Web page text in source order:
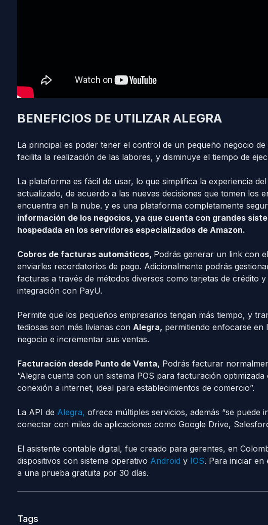
BENEFICIOS DE UTILIZAR ALEGRA
La principal es poder tener el control de un pequeño negocio de
facilita la realización de las labores, y disminuye el tiempo de
La plataforma es fácil de usar, lo que simplifica la experiencia
actualizado, de acuerdo a las nuevas decisiones que tomen los
encuentra en la nube. y es una plataforma completamente
información de los negocios, ya que cuenta con grandes
hospedada en los servidores especializados de Amazon.
Cobros de facturas automáticos, Podrás generar un link con
enviarles recordatorios de pago. Adicionalmente podrás
facturas a través de métodos diversos como tarjetas de crédito
integración con PayU.
Permite que los pequeños empresarios tengan más tiempo, y
tediosas son más livianas con Alegra, permitiendo enfocarse en
negocio e incrementar sus ventas.
Facturación desde Punto de Venta, Podrás facturar
“Alegra cuenta con un sistema POS para facturación
conexión a internet, ideal para establecimientos de comercio”.
La API de Alegra, ofrece múltiples servicios, además “se puede
conectar con miles de aplicaciones como Google Drive,
El asistente contable digital, fue creado para gerentes, en
dispositivos con sistema operativo Android y IOS. Para iniciar en
a una prueba gratuita por 30 días.
Tags